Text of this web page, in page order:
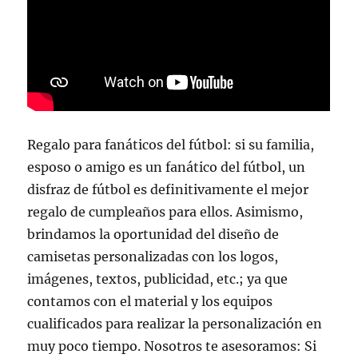
Regalo para fanáticos del fútbol: si su familia,
esposo o amigo es un fanático del fútbol, un
disfraz de fútbol es definitivamente el mejor
regalo de cumpleaños para ellos. Asimismo,
brindamos la oportunidad del diseño de
camisetas personalizadas con los logos,
imágenes, textos, publicidad, etc.; ya que
contamos con el material y los equipos
cualificados para realizar la personalización en
muy poco tiempo. Nosotros te asesoramos: Si